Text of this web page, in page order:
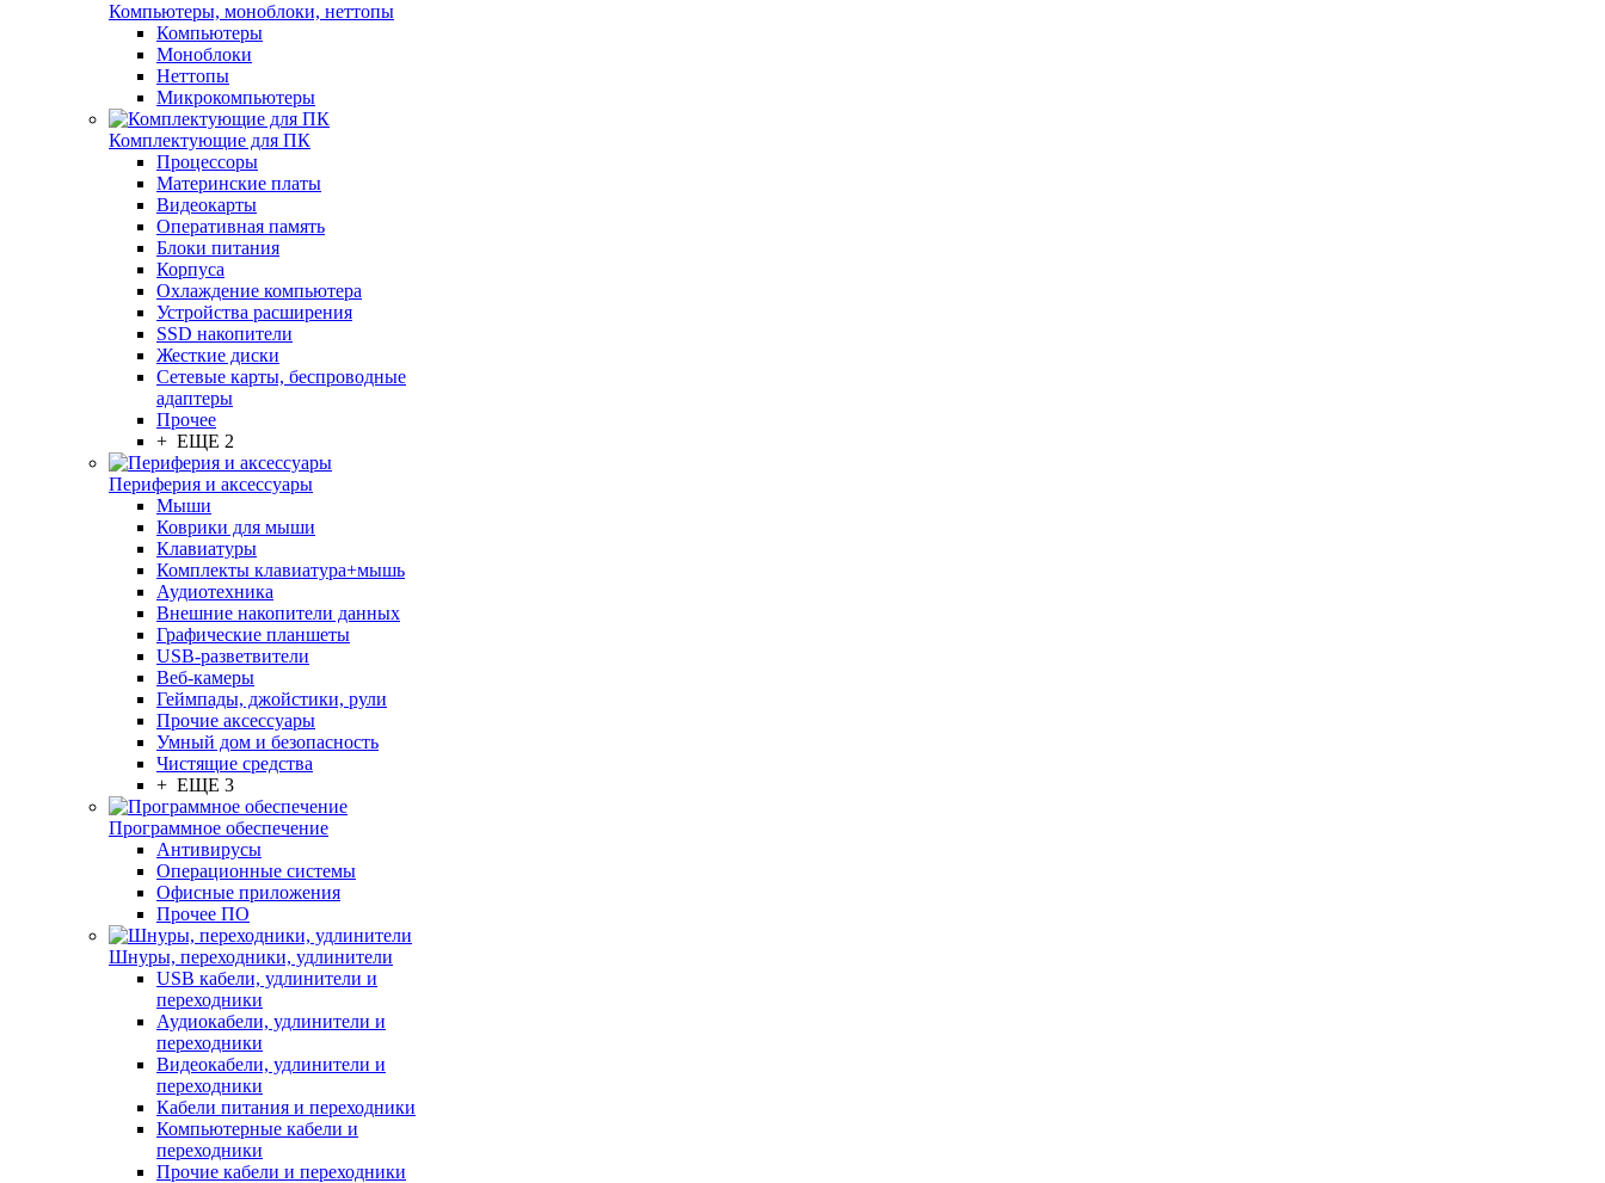
Компьютеры, моноблоки, неттопы
Компьютеры
Моноблоки
Неттопы
Микрокомпьютеры
Комплектующие для ПК
Процессоры
Материнские платы
Видеокарты
Оперативная память
Блоки питания
Корпуса
Охлаждение компьютера
Устройства расширения
SSD накопители
Жесткие диски
Сетевые карты, беспроводные
адаптеры
Прочее
+ ЕЩЕ 2
Периферия и аксессуары
Мыши
Коврики для мыши
Клавиатуры
Комплекты клавиатура+мышь
Аудиотехника
Внешние накопители данных
Графические планшеты
USB-разветвители
Веб-камеры
Геймпады, джойстики, рули
Прочие аксессуары
Умный дом и безопасность
Чистящие средства
+ ЕЩЕ 3
Программное обеспечение
Антивирусы
Операционные системы
Офисные приложения
Прочее ПО
Шнуры, переходники, удлинители
USB кабели, удлинители и
переходники
Аудиокабели, удлинители и
переходники
Видеокабели, удлинители и
переходники
Кабели питания и переходники
Компьютерные кабели и
переходники
Прочие кабели и переходники